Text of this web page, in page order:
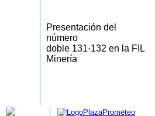
Presentación del
número
doble 131-132 en la FIL
Minería